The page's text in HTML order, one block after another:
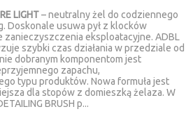
LIGHT– neutralny żel do codziennego
Doskonale usuwa pył z klocków
zanieczyszczenia eksploatacyjne. ADBL
szybki czas działania w przedziale od
dobranym komponentom jest
zapachu,
typu produktów. Nowa formuła jest
dla stopów z domieszką żelaza. W
BRUSH p...